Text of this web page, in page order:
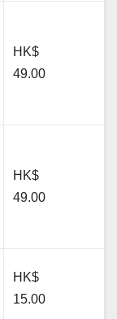
HK$
49.00
HK$
49.00
HK$
15.00